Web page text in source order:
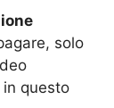
solo
questo